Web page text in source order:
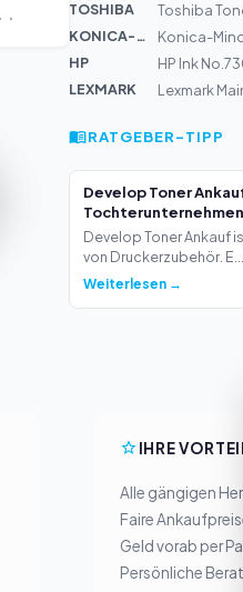
TOSHIBA
Toshiba
KONICA-MIN...
Konica-
HP
HP Ink
LEXMARK
Lexmark
RATGEBER-TIPP
Develop Toner
Tochterunternehmen
Develop Toner Ankauf
von Druckerzubehör. E...
Weiterlesen →
IHRE
Alle gängigen
Faire
Geld vorab per
Persönliche